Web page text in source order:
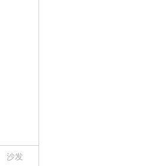
沙发